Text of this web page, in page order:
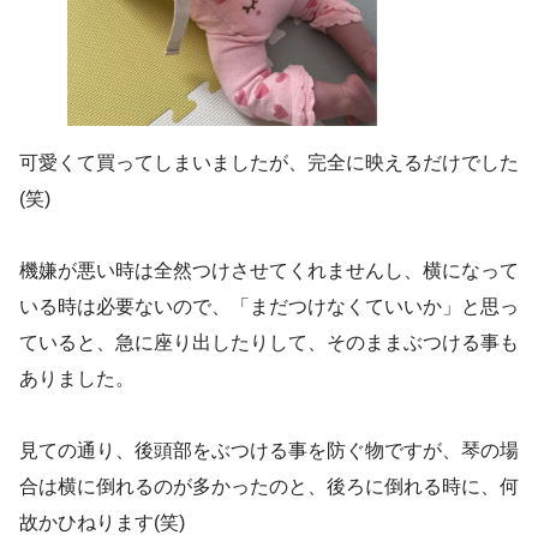
可愛くて買ってしまいましたが、完全に映えるだけでした
(笑)
機嫌が悪い時は全然つけさせてくれませんし、横になって
いる時は必要ないので、「まだつけなくていいか」と思っ
ていると、急に座り出したりして、そのままぶつける事も
ありました。
見ての通り、後頭部をぶつける事を防ぐ物ですが、琴の場
合は横に倒れるのが多かったのと、後ろに倒れる時に、何
故かひねります(笑)